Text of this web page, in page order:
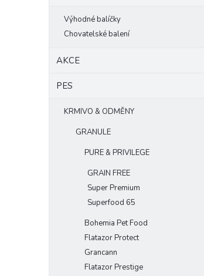
Výhodné balíčky
Chovatelské balení
AKCE
PES
KRMIVO & ODMĚNY
GRANULE
PURE & PRIVILEGE
GRAIN FREE
Super Premium
Superfood 65
Bohemia Pet Food
Flatazor Protect
Grancann
Flatazor Prestige